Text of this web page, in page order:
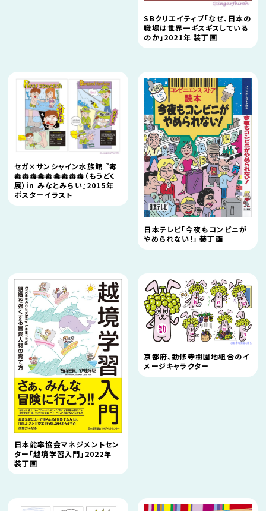
SBクリエイティブ「なぜ、日本の
職場は世界一ギスギスしている
のか」2021年 装丁画
セガ×サンシャイン水族館 『毒
毒毒毒毒毒毒毒毒毒（もうどく
展）in みなとみらい』2015年
ポスターイラスト
日本テレビ「今夜もコンビニが
やめられない!」 装丁画
日本能率協会マネジメントセン
ター「越境学習入門」2022年
装丁画
京都府、勧修寺樹園地組合のイ
メージキャラクター